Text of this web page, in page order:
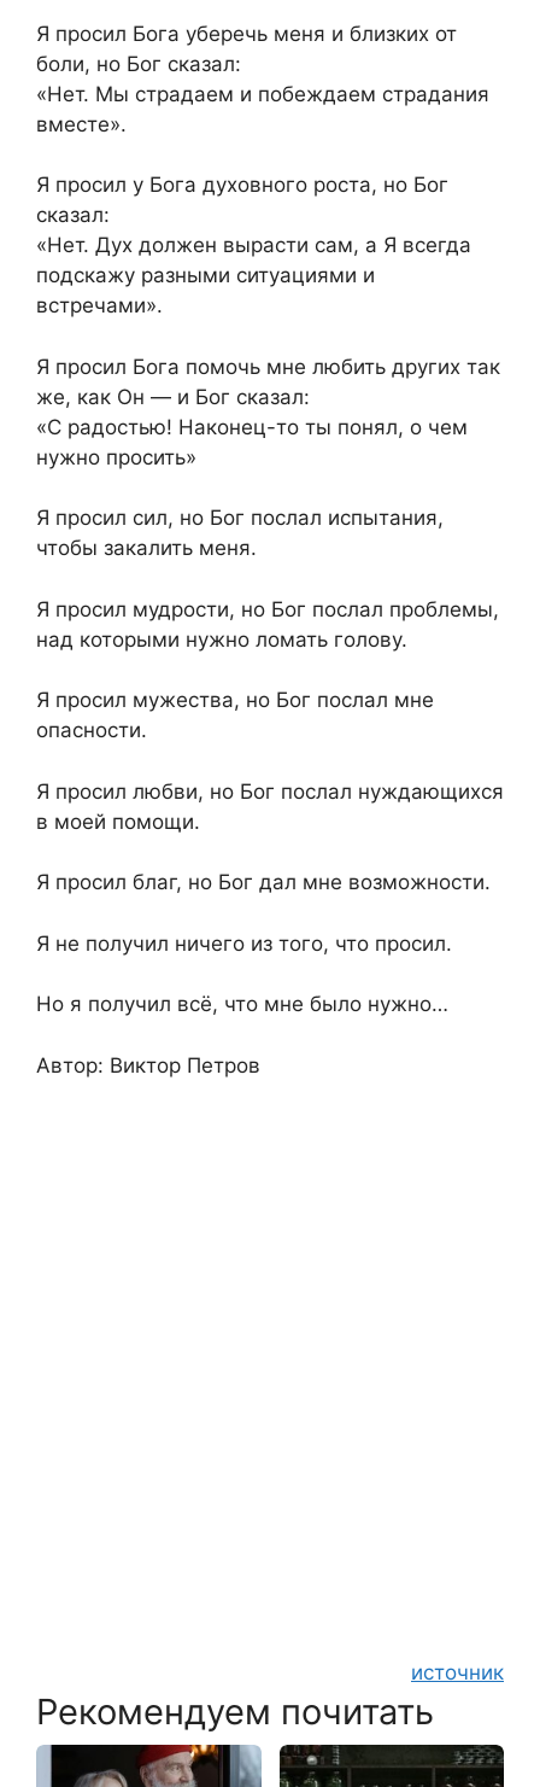
Я просил Бога уберечь меня и близких от
боли, но Бог сказал:
«Нет. Мы страдаем и побеждаем страдания
вместе».
Я просил у Бога духовного роста, но Бог
сказал:
«Нет. Дух должен вырасти сам, а Я всегда
подскажу разными ситуациями и
встречами».
Я просил Бога помочь мне любить других так
же, как Он — и Бог сказал:
«С радостью! Наконец-то ты понял, о чем
нужно просить»
Я просил сил, но Бог послал испытания,
чтобы закалить меня.
Я просил мудрости, но Бог послал проблемы,
над которыми нужно ломать голову.
Я просил мужества, но Бог послал мне
опасности.
Я просил любви, но Бог послал нуждающихся
в моей помощи.
Я просил благ, но Бог дал мне возможности.
Я не получил ничего из того, что просил.
Но я получил всё, что мне было нужно…
Автор: Виктор Петров
источник
Рекомендуем почитать